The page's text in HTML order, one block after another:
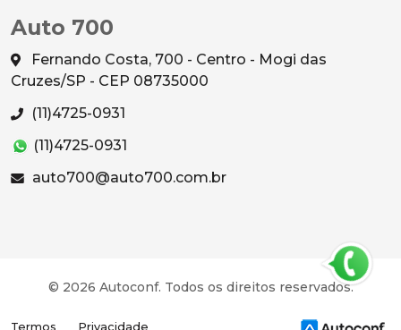
Auto 700
Fernando Costa, 700 - Centro - Mogi das
Cruzes/SP - CEP 08735000
(11)4725-0931
(11)4725-0931
auto700@auto700.com.br
© 2026 Autoconf. Todos os direitos reservados.
Termos Privacidade